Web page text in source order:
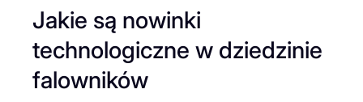
Jakie są nowinki
technologiczne w dziedzinie
falowników